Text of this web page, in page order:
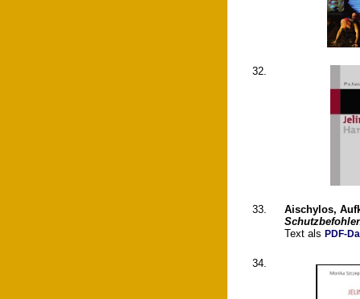
32.
33.
Aischylos,
Text als PDF-
34.